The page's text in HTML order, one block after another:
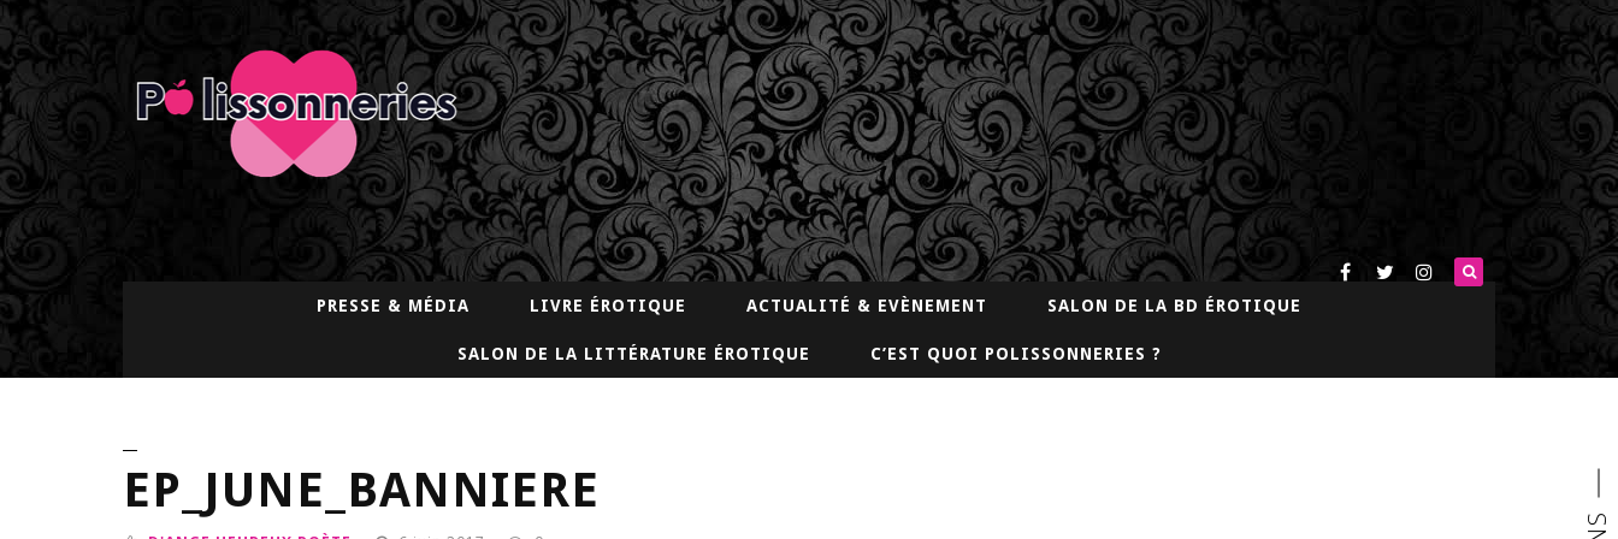
PRESSE & MÉDIA LIVRE ÉROTIQUE ACTUALITÉ & EVÈNEMENT SALON DE LA BD ÉROTIQUE
SALON DE LA LITTÉRATURE ÉROTIQUE C’EST QUOI POLISSONNERIES ?
EP_JUNE_BANNIERE